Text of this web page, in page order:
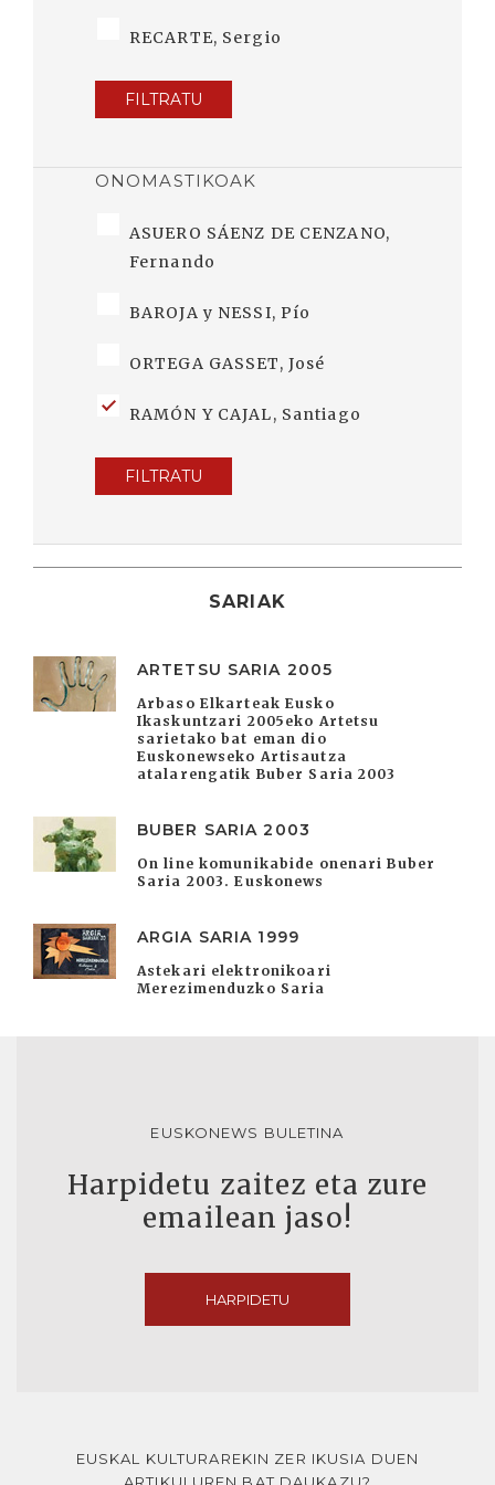
RECARTE, Sergio
FILTRATU
ONOMASTIKOAK
ASUERO SÁENZ DE CENZANO,
Fernando
BAROJA y NESSI, Pío
ORTEGA GASSET, José
RAMÓN Y CAJAL, Santiago
FILTRATU
SARIAK
ARTETSU SARIA 2005
Arbaso Elkarteak Eusko
Ikaskuntzari 2005eko Artetsu
sarietako bat eman dio
Euskonewseko Artisautza
atalarengatik Buber Saria 2003
BUBER SARIA 2003
On line komunikabide onenari Buber
Saria 2003. Euskonews
ARGIA SARIA 1999
Astekari elektronikoari
Merezimenduzko Saria
EUSKONEWS BULETINA
Harpidetu zaitez eta zure
emailean jaso!
HARPIDETU
EUSKAL KULTURAREKIN ZER IKUSIA DUEN